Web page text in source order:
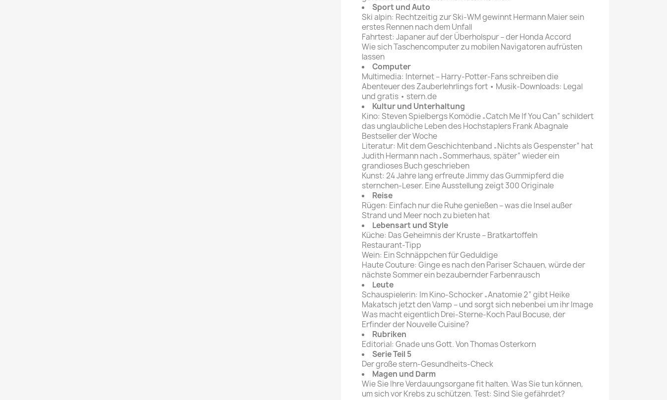
Sport und Auto
Ski alpin: Rechtzeitig zur Ski-WM gewinnt Hermann Maier sein
erstes Rennen nach dem Unfall
Fahrtest: Japaner auf der Überholspur – der Honda Accord
Wie sich Taschencomputer zu mobilen Navigatoren aufrüsten
lassen
Computer
Multimedia: Internet – Harry-Potter-Fans schreiben die
Abenteuer des Zauberlehrlings fort • Musik-Downloads: Legal
und gratis • stern.de
Kultur und Unterhaltung
Kino: Steven Spielbergs Komödie „Catch Me If You Can“ schildert
das unglaubliche Leben des Hochstaplers Frank Abagnale
Bestseller der Woche
Literatur: Mit dem Geschichtenband „Nichts als Gespenster“ hat
Judith Hermann nach „Sommerhaus, später“ wieder ein
grandioses Buch geschrieben
Kunst: 24 Jahre lang erfreute Jimmy das Gummipferd die
sternchen-Leser. Eine Ausstellung zeigt 300 Originale
Reise
Rügen: Einfach nur die Ruhe genießen – was die Insel außer
Strand und Meer noch zu bieten hat
Lebensart und Style
Küche: Das Geheimnis der Kruste – Bratkartoffeln
Restaurant-Tipp
Wein: Ein Schnäppchen für Geduldige
Haute Couture: Ginge es nach den Pariser Schauen, würde der
nächste Sommer ein bezaubernder Farbenrausch
Leute
Schauspielerin: Im Kino-Schocker „Anatomie 2“ gibt Heike
Makatsch jetzt den Vamp – und sorgt sich nebenbei um ihr Image
Was macht eigentlich Drei-Sterne-Koch Paul Bocuse, der
Erfinder der Nouvelle Cuisine?
Rubriken
Editorial: Gnade uns Gott. Von Thomas Osterkorn
Serie Teil 5
Der große stern-Gesundheits-Check
Magen und Darm
Wie Sie Ihre Verdauungsorgane fit halten. Was Sie tun können,
um sich vor Krebs zu schützen. Test: Sind Sie gefährdet?